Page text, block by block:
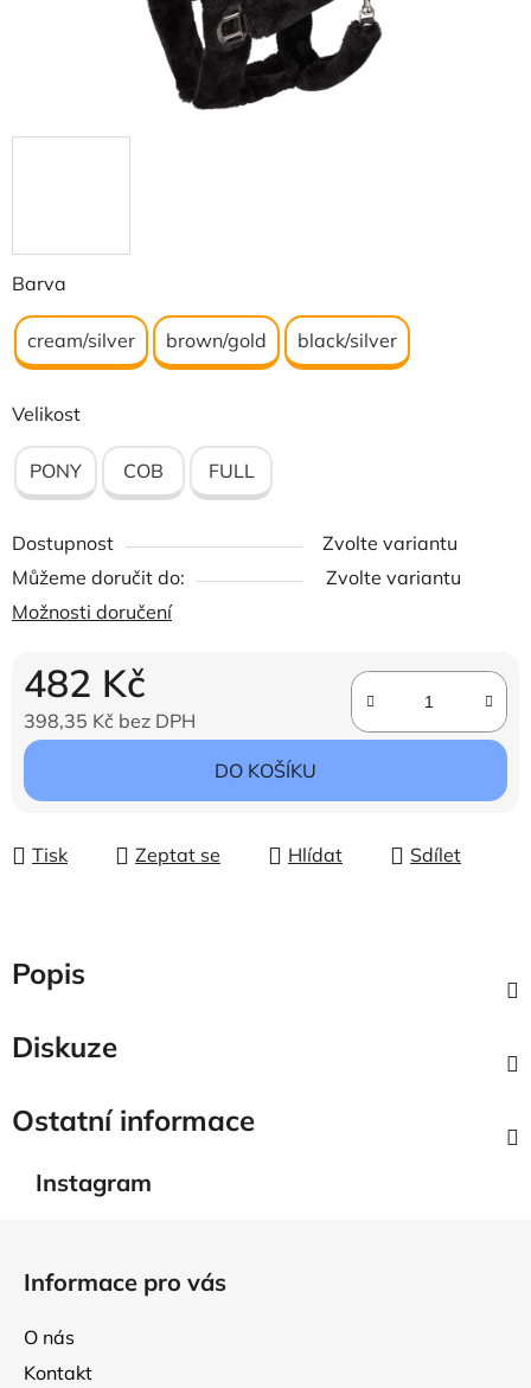
Barva
cream/silver brown/gold black/silver
Velikost
PONY COB FULL
Dostupnost
Zvolte variantu
Můžeme doručit do:
Zvolte variantu
Možnosti doručení
482 Kč
398,35 Kč bez DPH
Měrná cena:
DO KOŠÍKU
Tisk Zeptat se Hlídat Sdílet
Popis
Diskuze
Ostatní informace
Instagram
Informace pro vás
O nás
Kontakt